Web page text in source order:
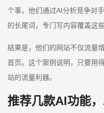
个事，他们通过AI分析竞争对
的长尾词，专门写内容覆盖这些
结果是，他们的网站不仅流量
首页。这个案例说明，只要用
站的流量利器。
推荐几款AI功能